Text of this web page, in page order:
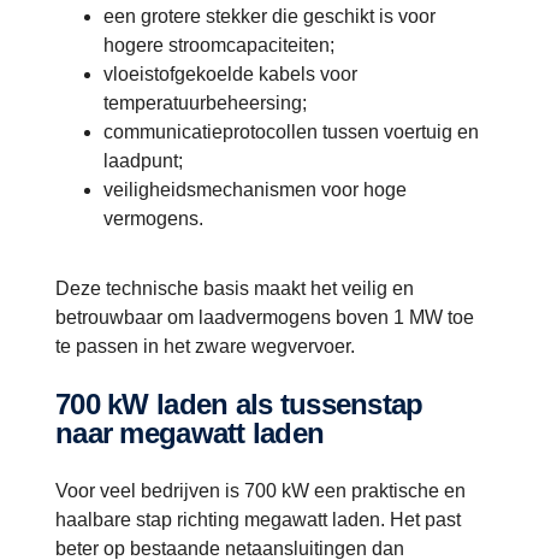
een grotere stekker die geschikt is voor
hogere stroomcapaciteiten;
vloeistofgekoelde kabels voor
temperatuurbeheersing;
communicatieprotocollen tussen voertuig en
laadpunt;
veiligheidsmechanismen voor hoge
vermogens.
Deze technische basis maakt het veilig en
betrouwbaar om laadvermogens boven 1 MW toe
te passen in het zware wegvervoer.
700 kW laden als tussenstap
naar megawatt laden
Voor veel bedrijven is 700 kW een praktische en
haalbare stap richting megawatt laden. Het past
beter op bestaande netaansluitingen dan